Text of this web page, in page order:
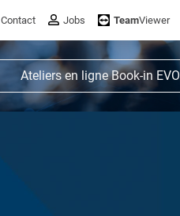
Contact Jobs TeamViewer
Ateliers en ligne Book-in EVO